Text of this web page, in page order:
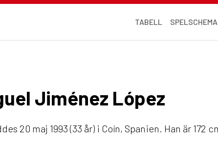
TABELL SPELSCHEMA
Jiménez López
20 maj 1993 (33 år) i Coín, Spanien. Han är 172